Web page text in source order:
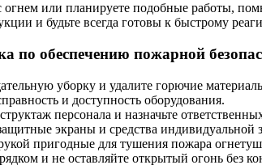
огнем или планируете подобные работы,
и будьте всегда готовы к быстрому
по обеспечению пожарной
уборку и удалите горючие
и доступность оборудования.
персонала и назначьте
экраны и средства индивидуальной
пригодные для тушения пожара
и не оставляйте открытый огонь без